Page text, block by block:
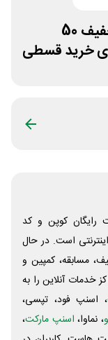
کد تخفیف 50
خرید قسطی
رایگان کوپن و کد
است. در حال
مسابقه، کمپین و
خدمات آنلاین را به
، اسنپ فود، تپسی،
، نماوا، اسنپ مارکت،